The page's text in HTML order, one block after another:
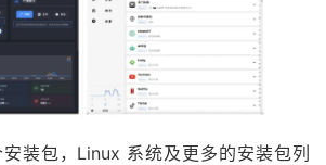
装包，Linux 系统及更多的安装包列